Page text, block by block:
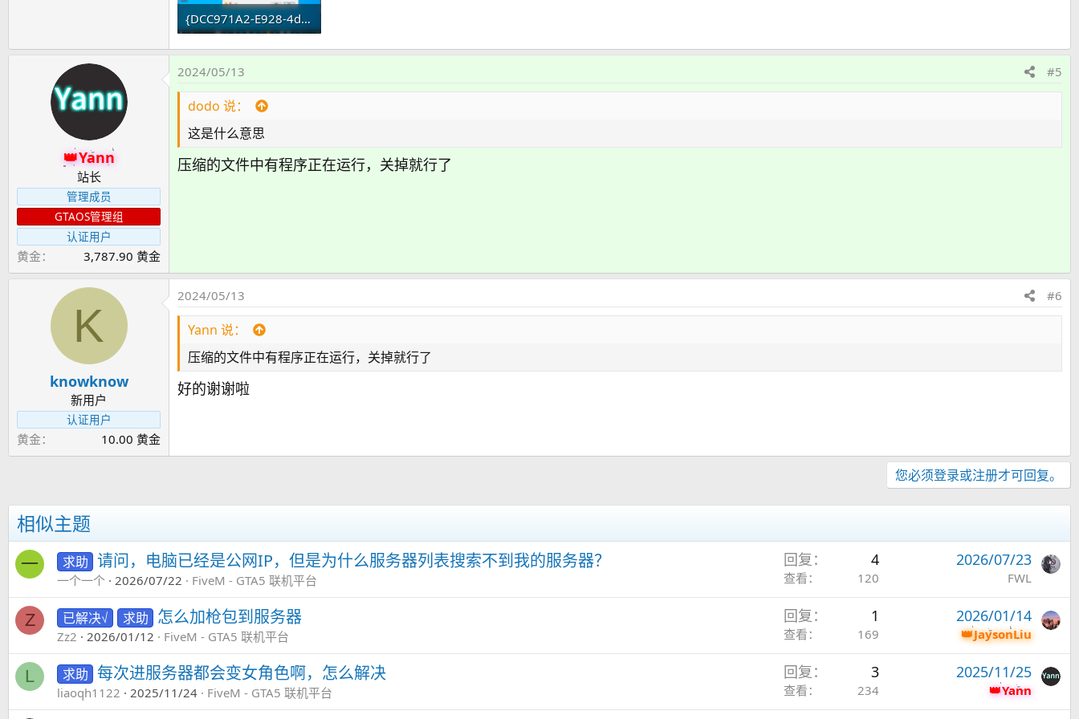
{DCC971A2-E928-4dc4-951F-ACFF5B54F31A}.png
264.7 KB · 查看： 9
Yann
站长
管理成员
GTAOS管理组
认证用户
黄金 3,787.90 黄金
2024/05/13 #5
dodo 说：
这是什么意思
压缩的文件中有程序正在运行，关掉就行了
K
knowknow
新用户
认证用户
黄金 10.00 黄金
2024/05/13 #6
Yann 说：
压缩的文件中有程序正在运行，关掉就行了
好的谢谢啦
您必须登录或注册才可回复。
相似主题
一 求助 请问，电脑已经是公网IP，但是为什么服务器列表搜索不到我的服务器？
一个一个 2026/07/22 FiveM - GTA5 联机平台
回复 4
查看 120
2026/07/23
FWL
Z 已解决√ 求助 怎么加枪包到服务器
Zz2 2026/01/12 FiveM - GTA5 联机平台
回复 1
查看 169
2026/01/14
JaysonLiu
L 求助 每次进服务器都会变女角色啊，怎么解决
liaoqh1122 2025/11/24 FiveM - GTA5 联机平台
回复 3
查看 234
2025/11/25
Yann